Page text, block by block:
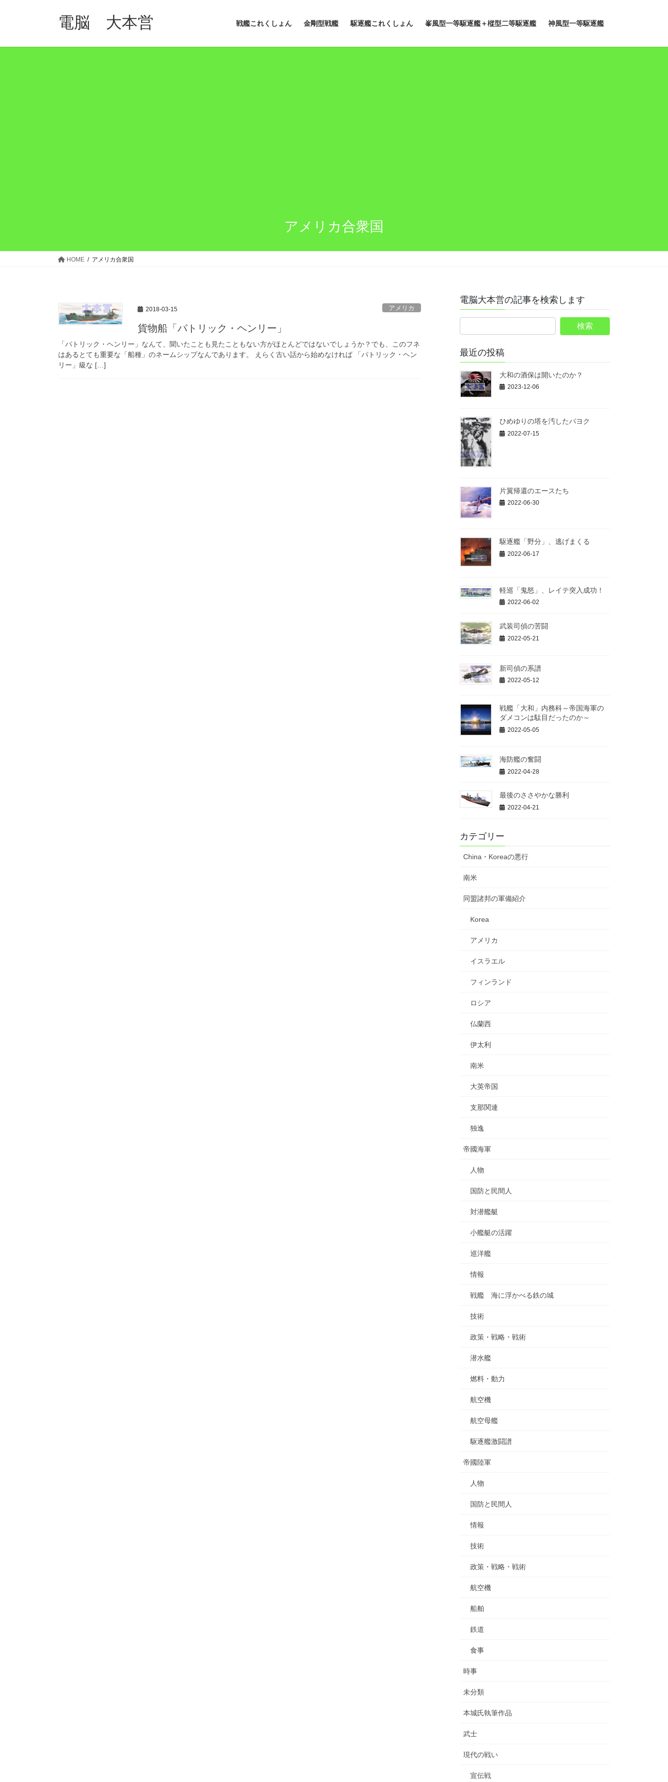
電脳 大本営 戦艦これくしょん 金剛型戦艦 駆逐艦これくしょん 峯風型一等駆逐艦＋樅型二等駆逐艦 神風型一等駆逐艦
アメリカ合衆国
HOME アメリカ合衆国
2018-03-15 アメリカ
貨物船「パトリック・ヘンリー」
「パトリック・ヘンリー」なんて、聞いたことも見たこともない方がほとんどではないでしょうか？でも、このフネ
はあるとても重要な「船種」のネームシップなんであります。 えらく古い話から始めなければ 「パトリック・ヘン
リー」級な […]
電脳大本営の記事を検索します
最近の投稿
大和の酒保は開いたのか？
2023-12-06
ひめゆりの塔を汚したパヨク
2022-07-15
片翼帰還のエースたち
2022-06-30
駆逐艦「野分」、逃げまくる
2022-06-17
軽巡「鬼怒」、レイテ突入成功！
2022-06-02
武装司偵の苦闘
2022-05-21
新司偵の系譜
2022-05-12
戦艦「大和」内務科～帝国海軍の
ダメコンは駄目だったのか～
2022-05-05
海防艦の奮闘
2022-04-28
最後のささやかな勝利
2022-04-21
カテゴリー
China・Koreaの悪行
南米
同盟諸邦の軍備紹介
Korea
アメリカ
イスラエル
フィンランド
ロシア
仏蘭西
伊太利
南米
大英帝国
支那関連
独逸
帝國海軍
人物
国防と民間人
対潜艦艇
小艦艇の活躍
巡洋艦
情報
戦艦 海に浮かべる鉄の城
技術
政策・戦略・戦術
潜水艦
燃料・動力
航空機
航空母艦
駆逐艦激闘譜
帝國陸軍
人物
国防と民間人
情報
技術
政策・戦略・戦術
航空機
船舶
鉄道
食事
時事
未分類
本城氏執筆作品
武士
現代の戦い
宣伝戦